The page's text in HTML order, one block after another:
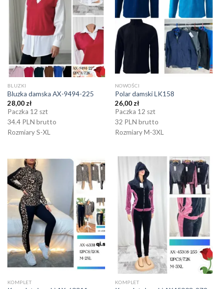
BLUZKI
Bluzka damska AX-9494-225
28,00 zł
Paczka 12 szt
34.4 PLN brutto
Rozmiary S-XL
NOWOŚCI
Polar damski LK158
26,00 zł
Paczka 12 szt
32 PLN brutto
Rozmiary M-3XL
KOMPLET KOMPLET